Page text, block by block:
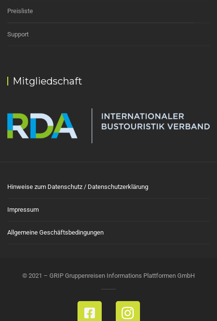
Preisliste
Support
Mitgliedschaft
Hinweise zum Datenschutz / Datenschutzerklärung
Impressum
Allgemeine Geschäftsbedingungen
© 2021 – GRIP Gruppenreisen Informations Plattformen GmbH